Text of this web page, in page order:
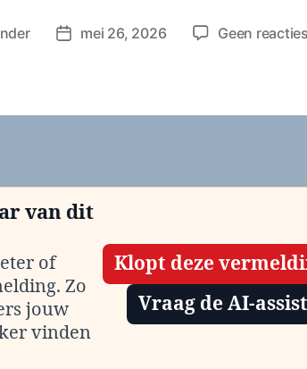
Berichtdatum
mei 26, 2026 Geen reacties
van dit
of
Zo
jouw
vinden
Klopt deze
Vraag de AI-